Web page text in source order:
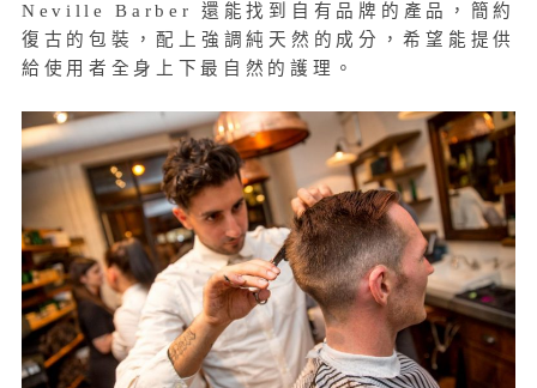
Neville Barber 還能找到自有品牌的產品，簡約
復古的包裝，配上強調純天然的成分，希望能提供
給使用者全身上下最自然的護理。